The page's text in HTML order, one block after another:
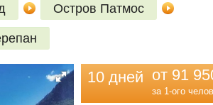
Остров Патмос
10 дней от 91
за 1-ого